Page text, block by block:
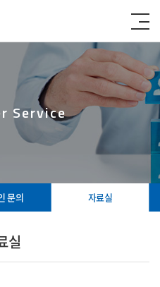
Service
문의 자료실
실